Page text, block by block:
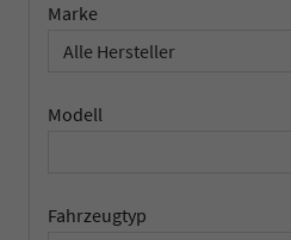
Marke
Modell
Fahrzeugtyp